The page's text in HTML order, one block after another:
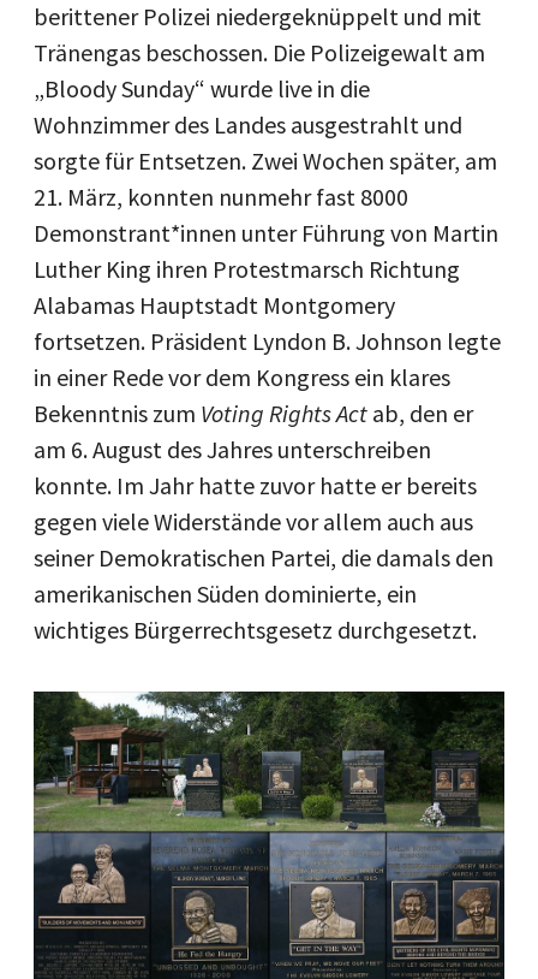
berittener Polizei niedergeknüppelt und mit
Tränengas beschossen. Die Polizeigewalt am
„Bloody Sunday“ wurde live in die
Wohnzimmer des Landes ausgestrahlt und
sorgte für Entsetzen. Zwei Wochen später, am
21. März, konnten nunmehr fast 8000
Demonstrant*innen unter Führung von Martin
Luther King ihren Protestmarsch Richtung
Alabamas Hauptstadt Montgomery
fortsetzen. Präsident Lyndon B. Johnson legte
in einer Rede vor dem Kongress ein klares
Bekenntnis zum Voting Rights Act ab, den er
am 6. August des Jahres unterschreiben
konnte. Im Jahr hatte zuvor hatte er bereits
gegen viele Widerstände vor allem auch aus
seiner Demokratischen Partei, die damals den
amerikanischen Süden dominierte, ein
wichtiges Bürgerrechtsgesetz durchgesetzt.